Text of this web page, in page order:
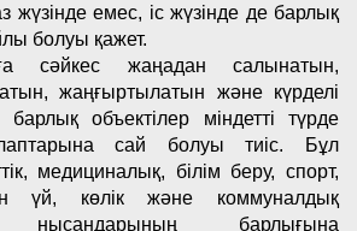
жүзінде емес, іс жүзінде де барлық
болуы қажет.
сәйкес жаңадан салынатын,
жаңғыртылатын және күрделі
барлық объектілер міндетті түрде
сай болуы тиіс. Бұл
медициналық, білім беру, спорт,
үй, көлік және коммуналдық
нысандарының барлығына